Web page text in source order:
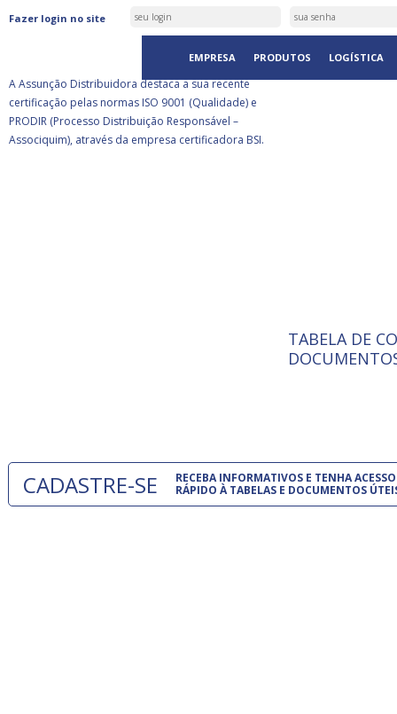
Fazer login no site
EMPRESA PRODUTOS LOGÍSTICA
ASSUNÇÃO DISTRIBUIDORA É
CERTIFICADA PELA BSI
A Assunção Distribuidora destaca a sua recente
certificação pelas normas ISO 9001 (Qualidade) e
PRODIR (Processo Distribuição Responsável –
Associquim), através da empresa certificadora BSI.
ISO 9001:
A
TABELA DE
CADASTRE-SE
RECEBA INFORMATIVOS E TENHA ACESSO
RÁPIDO À TABELAS E DOCUMENTOS